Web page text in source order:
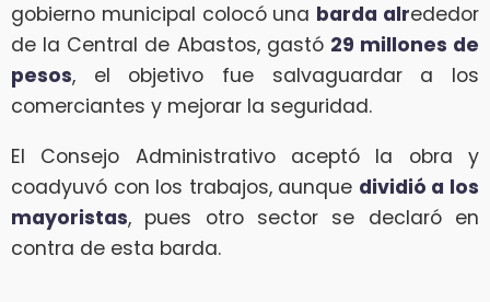
gobierno municipal colocó una barda alrededor
de la Central de Abastos, gastó 29 millones de
pesos, el objetivo fue salvaguardar a los
comerciantes y mejorar la seguridad.
El Consejo Administrativo aceptó la obra y
coadyuvó con los trabajos, aunque dividió a los
mayoristas, pues otro sector se declaró en
contra de esta barda.